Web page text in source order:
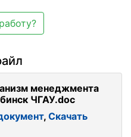
менеджмента
ЧГАУ.doc
, Скачать